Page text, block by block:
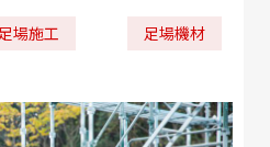
足場施工 足場機材